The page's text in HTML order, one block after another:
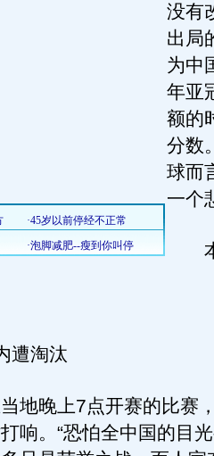
没有
出局
为中
年亚
额的
分数
球而
一个
本
淘汰
晚上7点开赛的比赛
响。“恐怕全中国的目